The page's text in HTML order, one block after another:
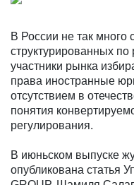
В России не так много
структурированных по
участники рынка
права иностранные
отсутствием в
понятия
регулирования.
В июньском выпуске
опубликована статья